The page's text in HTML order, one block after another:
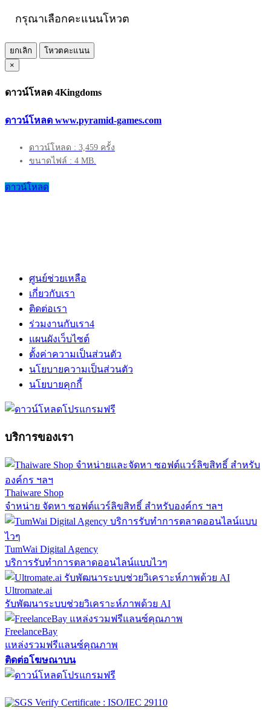
กรุณาเลือกคะแนนโหวต
ยกเลิก
โหวตคะแนน
×
ดาวน์โหลด 4Kingdoms
ดาวน์โหลด www.pyramid-games.com
ดาวน์โหลด : 3,459 ครั้ง
ขนาดไฟล์ : 4 MB.
ดาวน์โหลด
ศูนย์ช่วยเหลือ
เกี่ยวกับเรา
ติดต่อเรา
ร่วมงานกับเรา4
แผนผังเว็บไซต์
ตั้งค่าความเป็นส่วนตัว
นโยบายความเป็นส่วนตัว
นโยบายคุกกี้
บริการของเรา
Thaiware Shop
จำหน่าย จัดหา ซอฟต์แวร์ลิขสิทธิ์ สำหรับองค์กร ฯลฯ
TumWai Digital Agency
บริการรับทำการตลาดออนไลน์แบบไวๆ
Ultromate.ai
รับพัฒนาระบบช่วยวิเคราะห์ภาพด้วย AI
FreelanceBay
แหล่งรวมฟรีแลนซ์คุณภาพ
ติดต่อโฆษณาบน